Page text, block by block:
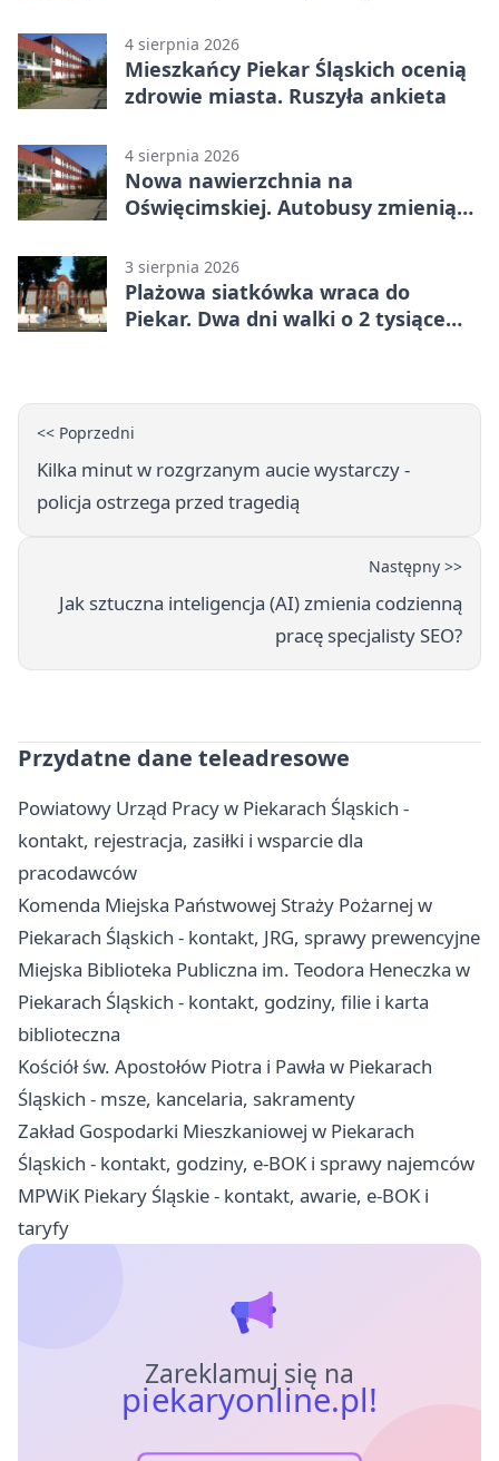
4 sierpnia 2026
Mieszkańcy Piekar Śląskich ocenią
zdrowie miasta. Ruszyła ankieta
4 sierpnia 2026
Nowa nawierzchnia na
Oświęcimskiej. Autobusy zmienią
3 sierpnia 2026
Plażowa siatkówka wraca do
Piekar. Dwa dni walki o 2 tysiące
<< Poprzedni
Kilka minut w rozgrzanym aucie wystarczy -
policja ostrzega przed tragedią
Następny >>
Jak sztuczna inteligencja (AI) zmienia codzienną
pracę specjalisty SEO?
Przydatne dane teleadresowe
Powiatowy Urząd Pracy w Piekarach Śląskich -
kontakt, rejestracja, zasiłki i wsparcie dla
pracodawców
Komenda Miejska Państwowej Straży Pożarnej w
Piekarach Śląskich - kontakt, JRG, sprawy prewencyjne
Miejska Biblioteka Publiczna im. Teodora Heneczka w
Piekarach Śląskich - kontakt, godziny, filie i karta
biblioteczna
Kościół św. Apostołów Piotra i Pawła w Piekarach
Śląskich - msze, kancelaria, sakramenty
Zakład Gospodarki Mieszkaniowej w Piekarach
Śląskich - kontakt, godziny, e-BOK i sprawy najemców
MPWiK Piekary Śląskie - kontakt, awarie, e-BOK i
taryfy
Zareklamuj się na
piekaryonline.pl!